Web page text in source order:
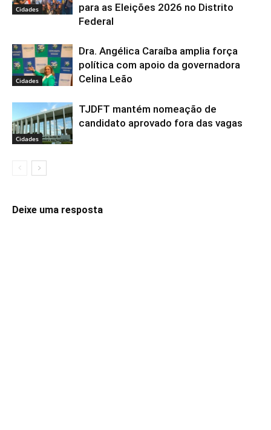
Cidades
para as Eleições 2026 no Distrito
Federal
Cidades
Dra. Angélica Caraíba amplia força
política com apoio da governadora
Celina Leão
Cidades
TJDFT mantém nomeação de
candidato aprovado fora das vagas
Deixe uma resposta